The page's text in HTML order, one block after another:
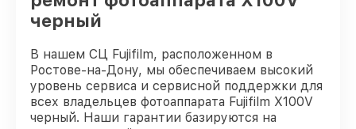
черный
В нашем СЦ Fujifilm, расположенном в
Ростове-на-Дону, мы обеспечиваем высокий
уровень сервиса и сервисной поддержки для
всех владельцев фотоаппарата Fujifilm X100V
черный. Наши гарантии базируются на